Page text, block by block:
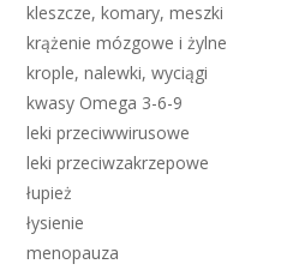
kleszcze, komary, meszki
krążenie mózgowe i żylne
krople, nalewki, wyciągi
kwasy Omega 3-6-9
leki przeciwwirusowe
leki przeciwzakrzepowe
łupież
łysienie
menopauza